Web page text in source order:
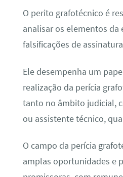
O perito grafotécnico é
analisar os elementos da
falsificações de
Ele desempenha um
realização da perícia
tanto no âmbito judicial,
ou assistente técnico,
O campo da perícia
amplas oportunidades e